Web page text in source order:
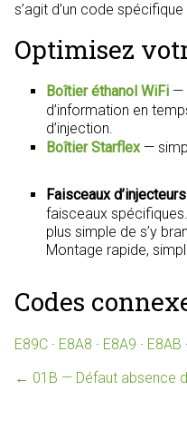
s’agit d’un code
Optimisez
Boîtier éthanol WiFi —
d’information en
d’injection.
Boîtier Starflex—
Faisceaux d’injecteurs
faisceaux
plus simple de s’y
Montage rapide,
Codes
E89C · E8A8 · E8A9 · E8AB ·
← 01B — Défaut absence